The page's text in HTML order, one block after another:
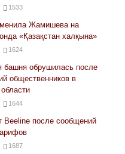
1533
Жамишева на
«Қазақстан халқына»
1624
башня обрушилась после
общественников в
1644
Beeline после сообщений
1687